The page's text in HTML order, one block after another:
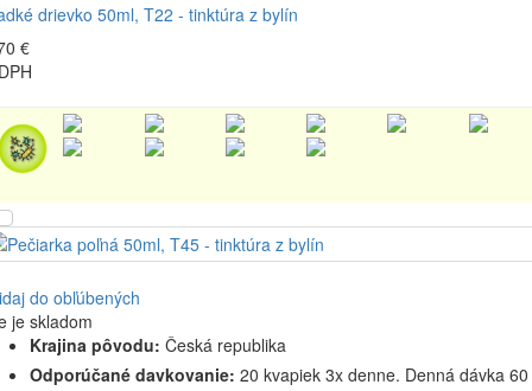
drievko 50ml, T22 - tinktúra z bylín
€
do obľúbených
je skladom
Krajina pôvodu: Česká republika
Odporúčané davkovanie: 20 kvapiek 3x denne. Denná dávka 60